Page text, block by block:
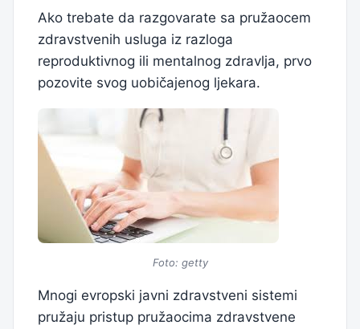
Ako trebate da razgovarate sa pružaocem
zdravstvenih usluga iz razloga
reproduktivnog ili mentalnog zdravlja, prvo
pozovite svog uobičajenog ljekara.
Foto: getty
Mnogi evropski javni zdravstveni sistemi
pružaju pristup pružaocima zdravstvene